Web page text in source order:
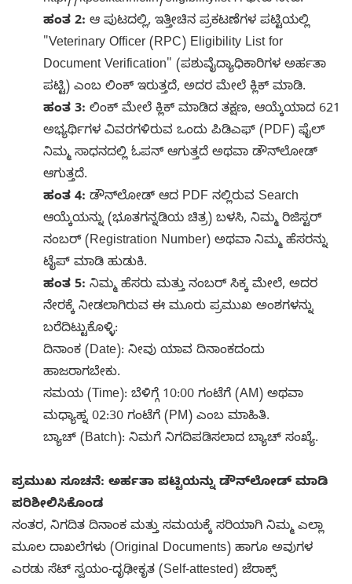
ಹಂತ 2: ಆ ಪುಟದಲ್ಲಿ, ಇತ್ತೀಚಿನ ಪ್ರಕಟಣೆಗಳ ಪಟ್ಟಿಯಲ್ಲಿ
"Veterinary Officer (RPC) Eligibility List for
Document Verification" (ಪಶುವೈದ್ಯಾಧಿಕಾರಿಗಳ ಅರ್ಹತಾ
ಪಟ್ಟಿ) ಎಂಬ ಲಿಂಕ್ ಇರುತ್ತದೆ, ಅದರ ಮೇಲೆ ಕ್ಲಿಕ್ ಮಾಡಿ.
ಹಂತ 3: ಲಿಂಕ್ ಮೇಲೆ ಕ್ಲಿಕ್ ಮಾಡಿದ ತಕ್ಷಣ, ಆಯ್ಕೆಯಾದ 621
ಅಭ್ಯರ್ಥಿಗಳ ವಿವರಗಳಿರುವ ಒಂದು ಪಿಡಿಎಫ್ (PDF) ಫೈಲ್
ನಿಮ್ಮ ಸಾಧನದಲ್ಲಿ ಓಪನ್ ಆಗುತ್ತದೆ ಅಥವಾ ಡೌನ್‌ಲೋಡ್
ಆಗುತ್ತದೆ.
ಹಂತ 4: ಡೌನ್‌ಲೋಡ್ ಆದ PDF ನಲ್ಲಿರುವ Search
ಆಯ್ಕೆಯನ್ನು (ಭೂತಗನ್ನಡಿಯ ಚಿತ್ರ) ಬಳಸಿ, ನಿಮ್ಮ ರಿಜಿಸ್ಟರ್
ನಂಬರ್ (Registration Number) ಅಥವಾ ನಿಮ್ಮ ಹೆಸರನ್ನು
ಟೈಪ್ ಮಾಡಿ ಹುಡುಕಿ.
ಹಂತ 5: ನಿಮ್ಮ ಹೆಸರು ಮತ್ತು ನಂಬರ್ ಸಿಕ್ಕ ಮೇಲೆ, ಅದರ
ನೇರಕ್ಕೆ ನೀಡಲಾಗಿರುವ ಈ ಮೂರು ಪ್ರಮುಖ ಅಂಶಗಳನ್ನು
ಬರೆದಿಟ್ಟುಕೊಳ್ಳಿ:
ದಿನಾಂಕ (Date): ನೀವು ಯಾವ ದಿನಾಂಕದಂದು
ಹಾಜರಾಗಬೇಕು.
ಸಮಯ (Time): ಬೆಳಿಗ್ಗೆ 10:00 ಗಂಟೆಗೆ (AM) ಅಥವಾ
ಮಧ್ಯಾಹ್ನ 02:30 ಗಂಟೆಗೆ (PM) ಎಂಬ ಮಾಹಿತಿ.
ಬ್ಯಾಚ್ (Batch): ನಿಮಗೆ ನಿಗದಿಪಡಿಸಲಾದ ಬ್ಯಾಚ್ ಸಂಖ್ಯೆ.
ಪ್ರಮುಖ ಸೂಚನೆ: ಅರ್ಹತಾ ಪಟ್ಟಿಯನ್ನು ಡೌನ್‌ಲೋಡ್ ಮಾಡಿ
ಪರಿಶೀಲಿಸಿಕೊಂಡ
ನಂತರ, ನಿಗದಿತ ದಿನಾಂಕ ಮತ್ತು ಸಮಯಕ್ಕೆ ಸರಿಯಾಗಿ ನಿಮ್ಮ ಎಲ್ಲಾ
ಮೂಲ ದಾಖಲೆಗಳು (Original Documents) ಹಾಗೂ ಅವುಗಳ
ಎರಡು ಸೆಟ್ ಸ್ವಯಂ-ದೃಢೀಕೃತ (Self-attested) ಜೆರಾಕ್ಸ್